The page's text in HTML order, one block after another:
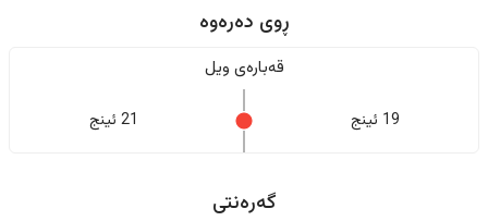
ڕوی دەرەوە
قەبارەی ویل
19 ئینج 21 ئینج
گەرەنتی